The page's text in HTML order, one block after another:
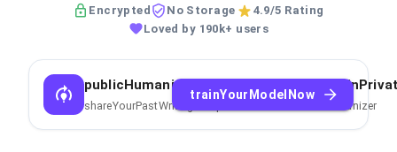
Encrypted No Storage
4.9/5 Rating
Loved by 190k+ users
shareYourPastWritingSamplesToTrainPrivateAIHumanizer
trainYourModelNow